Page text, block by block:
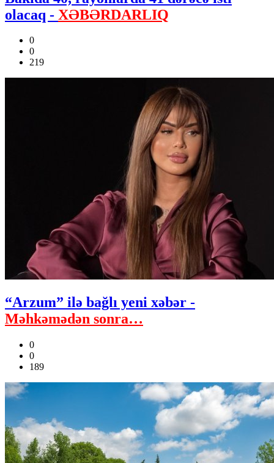
olacaq - XƏBƏRDARLIQ
0
0
219
“Arzum” ilə bağlı yeni xəbər -
Məhkəmədən sonra…
0
0
189